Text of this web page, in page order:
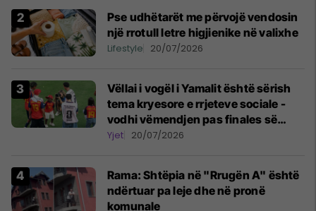
Pse udhëtarët me përvojë vendosin
një rrotull letre higjienike në valixhe
Lifestyle 20/07/2026
Vëllai i vogël i Yamalit është sërish
tema kryesore e rrjeteve sociale -
vodhi vëmendjen pas finales së
Kupës së Botës
Yjet 20/07/2026
Rama: Shtëpia në "Rrugën A" është
ndërtuar pa leje dhe në pronë
komunale